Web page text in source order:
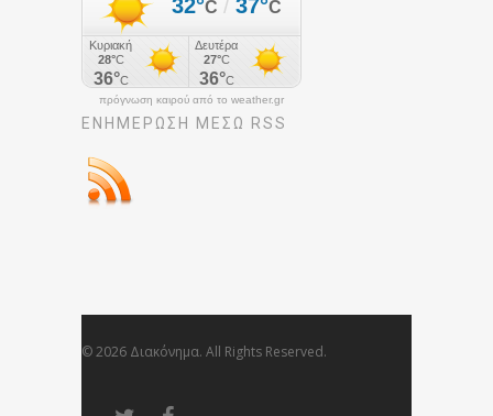
πρόγνωση καιρού από το weather.gr
ΕΝΗΜΈΡΩΣΉ ΜΕΣΩ RSS
© 2026 Διακόνημα. All Rights Reserved.